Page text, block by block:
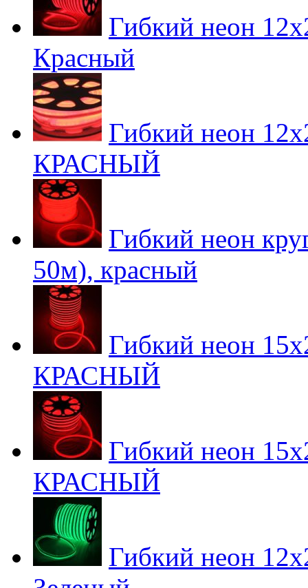
Гибкий неон
Красный
Гибкий неон
КРАСНЫЙ
Гибкий неон
50м), красный
Гибкий неон
КРАСНЫЙ
Гибкий неон
КРАСНЫЙ
Гибкий неон